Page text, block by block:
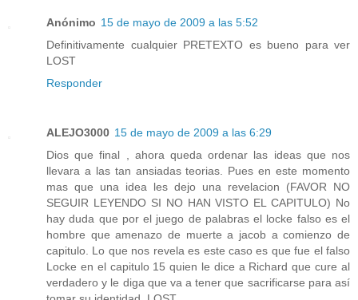
Anónimo 15 de mayo de 2009 a las 5:52
Definitivamente cualquier PRETEXTO es bueno para ver
LOST
Responder
ALEJO3000 15 de mayo de 2009 a las 6:29
Dios que final , ahora queda ordenar las ideas que nos
llevara a las tan ansiadas teorias. Pues en este momento
mas que una idea les dejo una revelacion (FAVOR NO
SEGUIR LEYENDO SI NO HAN VISTO EL CAPITULO) No
hay duda que por el juego de palabras el locke falso es el
hombre que amenazo de muerte a jacob a comienzo de
capitulo. Lo que nos revela es este caso es que fue el falso
Locke en el capitulo 15 quien le dice a Richard que cure al
verdadero y le diga que va a tener que sacrificarse para así